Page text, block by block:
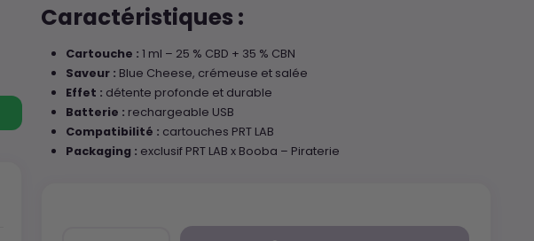
Caractéristiques :
Cartouche : 1 ml – 25 % CBD + 35 % CBN
Saveur : Blue Cheese, crémeuse et salée
Effet : détente profonde et durable
Batterie : rechargeable USB
Compatibilité : cartouches PRT LAB
Packaging : exclusif PRT LAB x Booba – Piraterie